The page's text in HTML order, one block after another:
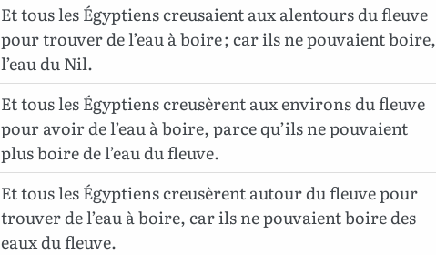
Et tous les Égyptiens creusaient aux alentours du fleuve
pour trouver de l’eau à boire ; car ils ne pouvaient boire,
l’eau du Nil.
Et tous les Égyptiens creusèrent aux environs du fleuve
pour avoir de l’eau à boire, parce qu’ils ne pouvaient
plus boire de l’eau du fleuve.
Et tous les Égyptiens creusèrent autour du fleuve pour
trouver de l’eau à boire, car ils ne pouvaient boire des
eaux du fleuve.